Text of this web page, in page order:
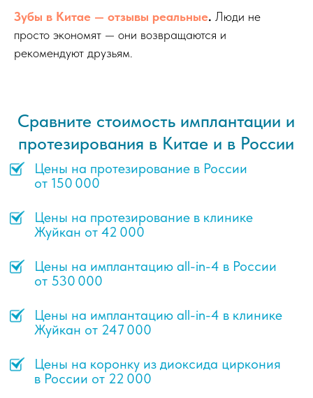
Зубы в Китае — отзывы реальные. Люди не
просто экономят — они возвращаются и
рекомендуют друзьям.